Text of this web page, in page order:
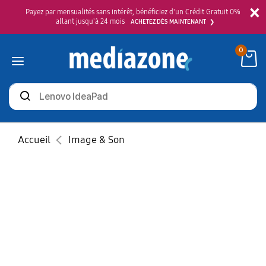
×
Payez par mensualités sans intérêt, bénéficiez d'un Crédit Gratuit 0%
allant jusqu'à 24 mois
ACHETEZ DÈS MAINTENANT
Rechercher
des
produits
0
Accueil Image & Son